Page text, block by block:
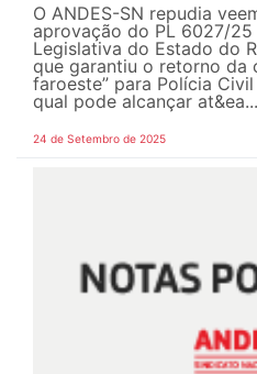
O ANDES-SN repudia
aprovação do PL 6027/25
Legislativa do Estado do
que garantiu o retorno da
faroeste” para Polícia
qual pode alcançar at&ea...
24 de Setembro de 2025